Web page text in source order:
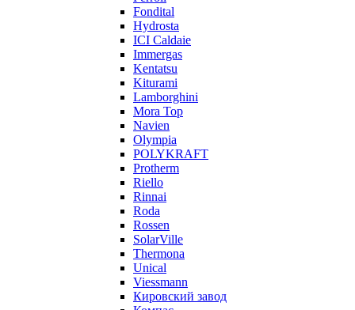
Fondital
Hydrosta
ICI Caldaie
Immergas
Kentatsu
Kiturami
Lamborghini
Mora Top
Navien
Olympia
POLYKRAFT
Protherm
Riello
Rinnai
Roda
Rossen
SolarVille
Thermona
Unical
Viessmann
Кировский завод